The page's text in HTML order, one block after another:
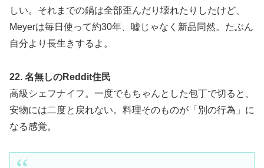
しい。それまでの鍋は全部歪んだり壊れたりしたけど、
Meyerは毎日使って約30年、嘘じゃなく新品同然。たぶん
自分より長生きするよ。
22. 名無しのReddit住民
高級シェフナイフ。一度でもちゃんとした包丁で切ると、
安物には二度と戻れない。料理そのものが「別の行為」に
なる感覚。